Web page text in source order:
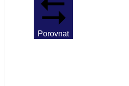
Porovnat